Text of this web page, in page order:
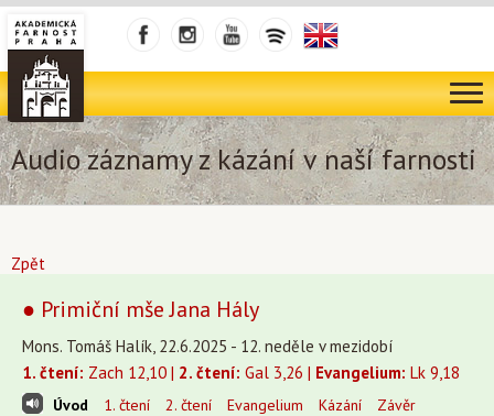
Audio záznamy z kázání v naší farnosti
Zpět
● Primiční mše Jana Hály
Mons. Tomáš Halík, 22.6.2025 - 12. neděle v mezidobí
1. čtení: Zach 12,10 | 2. čtení: Gal 3,26 | Evangelium: Lk 9,18
Úvod 1. čtení 2. čtení Evangelium Kázání Závěr